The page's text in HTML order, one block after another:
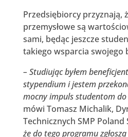
Przedsiębiorcy przyznają,
przemysłowe są
sami, będąc jeszcze
takiego wsparcia swojego
– Studiując byłem
stypendium i jestem
mocny impuls studentom
mówi Tomasz Michalik,
Technicznych SMP Poland
że do tego programu